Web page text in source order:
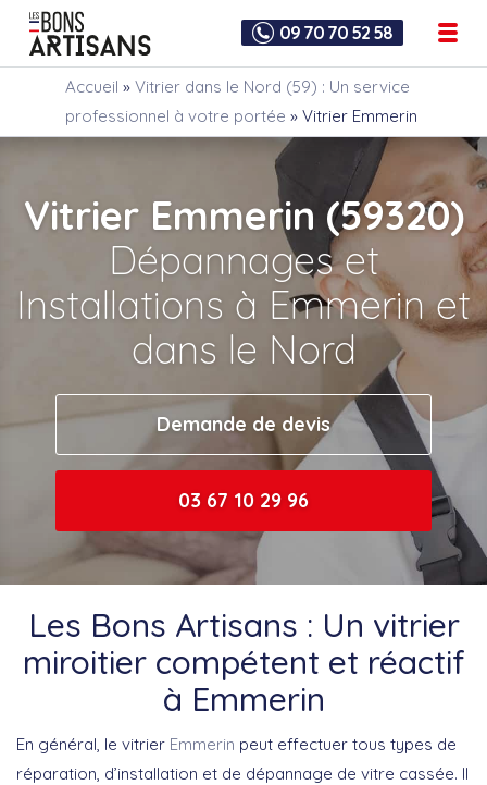
09 70 70 52 58
Accueil » Vitrier dans le Nord (59) : Un service
professionnel à votre portée » Vitrier Emmerin
Vitrier Emmerin (59320)
Dépannages et
Installations à Emmerin et
dans le Nord
Demande de devis
03 67 10 29 96
Les Bons Artisans : Un vitrier
miroitier compétent et réactif
à Emmerin
En général, le vitrier Emmerin peut effectuer tous types de
réparation, d’installation et de dépannage de vitre cassée. Il